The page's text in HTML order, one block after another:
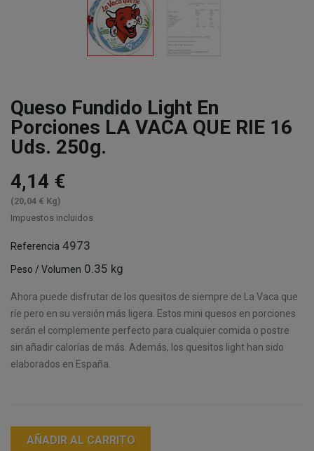
Queso Fundido Light En
Porciones LA VACA QUE RIE 16
Uds. 250g.
4,14 €
(20,04 € Kg)
Impuestos incluidos
Referencia 4973
Peso / Volumen 0.35 kg
Ahora puede disfrutar de los quesitos de siempre de La Vaca que
ríe pero en su versión más ligera. Estos mini quesos en porciones
serán el complemente perfecto para cualquier comida o postre
sin añadir calorías de más. Además, los quesitos light han sido
elaborados en España.
AÑADIR AL CARRITO